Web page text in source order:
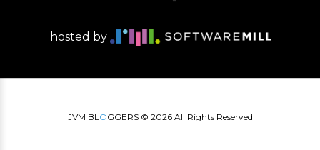
hosted by
JVM BLOGGERS © 2026All Rights Reserved